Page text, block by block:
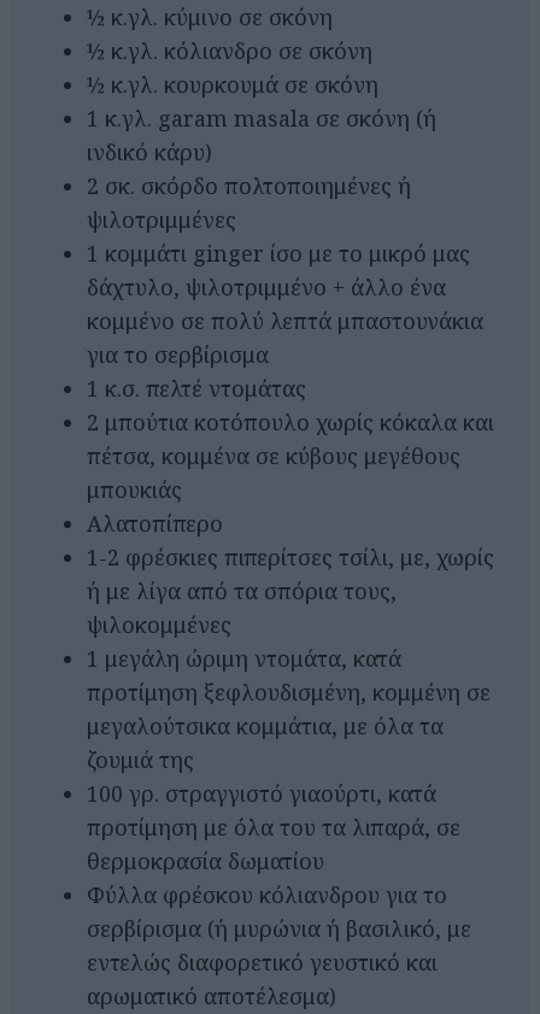
½ κ.γλ. κύμινο σε σκόνη
½ κ.γλ. κόλιανδρο σε σκόνη
½ κ.γλ. κουρκουμά σε σκόνη
1 κ.γλ. garam masala σε σκόνη (ή
ινδικό κάρυ)
2 σκ. σκόρδο πολτοποιημένες ή
ψιλοτριμμένες
1 κομμάτι ginger ίσο με το μικρό μας
δάχτυλο, ψιλοτριμμένο + άλλο ένα
κομμένο σε πολύ λεπτά μπαστουνάκια
για το σερβίρισμα
1 κ.σ. πελτέ ντομάτας
2 μπούτια κοτόπουλο χωρίς κόκαλα και
πέτσα, κομμένα σε κύβους μεγέθους
μπουκιάς
Αλατοπίπερο
1-2 φρέσκιες πιπερίτσες τσίλι, με, χωρίς
ή με λίγα από τα σπόρια τους,
ψιλοκομμένες
1 μεγάλη ώριμη ντομάτα, κατά
προτίμηση ξεφλουδισμένη, κομμένη σε
μεγαλούτσικα κομμάτια, με όλα τα
ζουμιά της
100 γρ. στραγγιστό γιαούρτι, κατά
προτίμηση με όλα του τα λιπαρά, σε
θερμοκρασία δωματίου
Φύλλα φρέσκου κόλιανδρου για το
σερβίρισμα (ή μυρώνια ή βασιλικό, με
εντελώς διαφορετικό γευστικό και
αρωματικό αποτέλεσμα)